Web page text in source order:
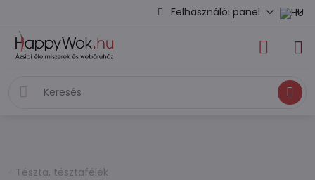
Felhasználói panel
Keresés
Tészta, tésztafélék